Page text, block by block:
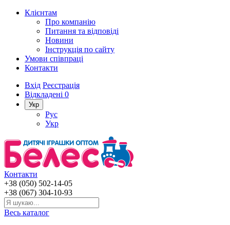
Клієнтам
Про компанію
Питання та відповіді
Новини
Інструкція по сайту
Умови співпраці
Контакти
Вхід Реєстрація
Відкладені 0
Укр
Рус
Укр
Контакти
+38 (050) 502-14-05
+38 (067) 304-10-93
Весь каталог